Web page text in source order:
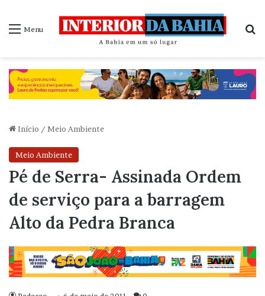
Menu
Início / Meio Ambiente
Meio Ambiente
Pé de Serra- Assinada Ordem
de serviço para a barragem
Alto da Pedra Branca